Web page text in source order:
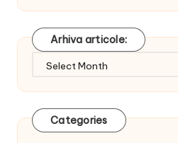
Arhiva articole:
Categories